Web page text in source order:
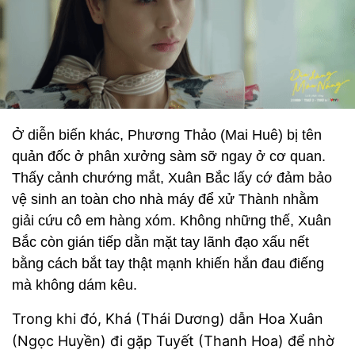
Ở diễn biến khác, Phương Thảo (Mai Huê) bị tên
quản đốc ở phân xưởng sàm sỡ ngay ở cơ quan.
Thấy cảnh chướng mắt, Xuân Bắc lấy cớ đảm bảo
vệ sinh an toàn cho nhà máy để xử Thành nhằm
giải cứu cô em hàng xóm. Không những thế, Xuân
Bắc còn gián tiếp dằn mặt tay lãnh đạo xấu nết
bằng cách bắt tay thật mạnh khiến hắn đau điếng
mà không dám kêu.
Trong khi đó, Khá (Thái Dương) dẫn Hoa Xuân
(Ngọc Huyền) đi gặp Tuyết (Thanh Hoa) để nhờ